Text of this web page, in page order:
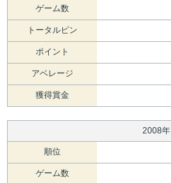
ゲーム数
トータルピン
ポイント
アベレージ
獲得賞金
2008年
順位
ゲーム数